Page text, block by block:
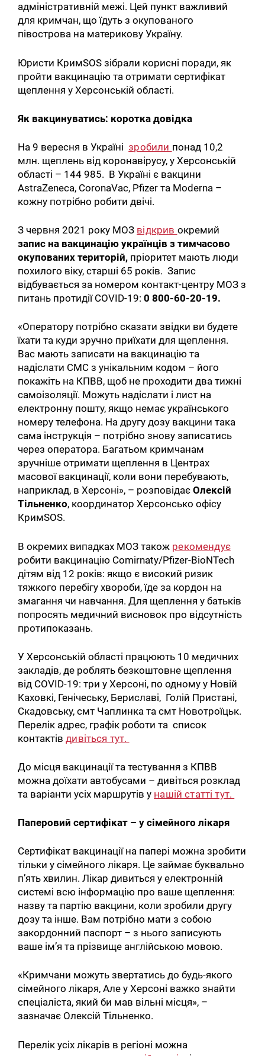
адміністративній межі. Цей пункт важливий
для кримчан, що їдуть з окупованого
півострова на материкову Україну.
Юристи КримSOS зібрали корисні поради, як
пройти вакцинацію та отримати сертифікат
щеплення у Херсонській області.
Як вакцинуватись: коротка довідка
На 9 вересня в Українізробили понад 10,2
млн. щеплень від коронавірусу, у Херсонській
області – 144 985. В Україні є вакцини
AstraZeneca, CoronaVac, Pfizer та Moderna –
кожну потрібно робити двічі.
З червня 2021 року МОЗ відкрив окремий
запис на вакцинацію українців з тимчасово
окупованих територій, пріоритет мають люди
похилого віку, старші 65 років. Запис
відбувається за номером контакт-центру МОЗ з
питань протидії COVID-19:0 800-60-20-19.
«Оператору потрібно сказати звідки ви будете
їхати та куди зручно приїхати для щеплення.
Вас мають записати на вакцинацію та
надіслати СМС з унікальним кодом – його
покажіть на КПВВ, щоб не проходити два тижні
самоізоляції. Можуть надіслати і лист на
електронну пошту, якщо немає українського
номеру телефона. На другу дозу вакцини така
сама інструкція – потрібно знову записатись
через оператора. Багатьом кримчанам
зручніше отримати щеплення в Центрах
масової вакцинації, коли вони перебувають,
наприклад, в Херсоні», – розповідаєОлексій
Тільненко, координатор Херсонсько офісу
КримSOS.
В окремих випадках МОЗ також рекомендує
робити вакцинацію Comirnaty/Pfizer-BioNTech
дітям від 12 років: якщо є високий ризик
тяжкого перебігу хвороби, їде за кордон на
змагання чи навчання. Для щеплення у батьків
попросять медичний висновок про відсутність
протипоказань.
У Херсонській області працюють 10 медичних
закладів, де роблять безкоштовне щеплення
від COVID-19: три у Херсоні, по одному у Новій
Каховкі, Генічеську, Бериславі, Голій Пристані,
Скадовську, смт Чаплинка та смт Новотроїцьк.
Перелік адрес, графік роботи та список
контактівдивіться тут.
До місця вакцинації та тестування з КПВВ
можна доїхати автобусами – дивіться розклад
та варіанти усіх маршрутів у нашій статті тут.
Паперовий сертифікат – у сімейного лікаря
Сертифікат вакцинації на папері можна зробити
тільки у сімейного лікаря. Це займає буквально
п’ять хвилин. Лікар дивиться у електронній
системі всю інформацію про ваше щеплення:
назву та партію вакцини, коли зробили другу
дозу та інше. Вам потрібно мати з собою
закордонний паспорт – з нього записують
ваше ім’я та прізвище англійською мовою.
«Кримчани можуть звертатись до будь-якого
сімейного лікаря, Але у Херсоні важко знайти
спеціаліста, який би мав вільні місця», –
зазначає Олексій Тільненко.
Перелік усіх лікарів в регіоні можна